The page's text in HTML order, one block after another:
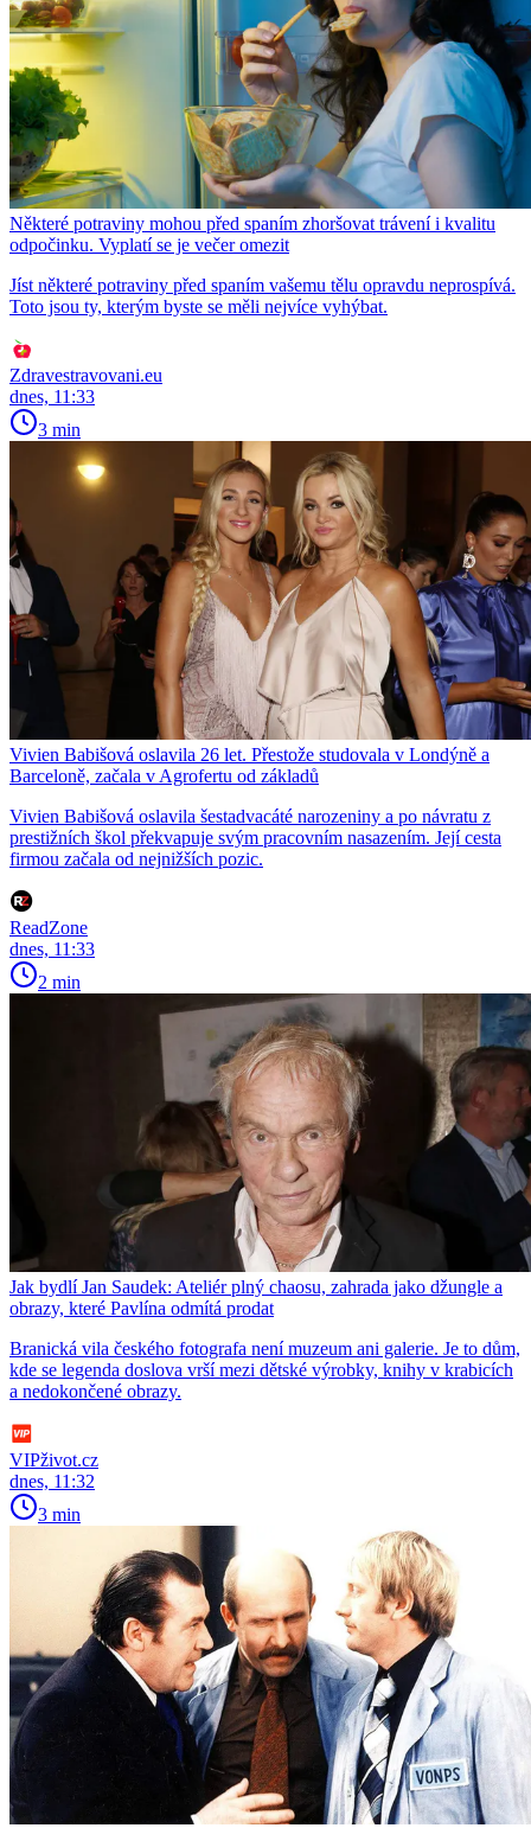
Některé potraviny mohou před spaním zhoršovat trávení i kvalitu
odpočinku. Vyplatí se je večer omezit
Jíst některé potraviny před spaním vašemu tělu opravdu neprospívá.
Toto jsou ty, kterým byste se měli nejvíce vyhýbat.
Zdravestravovani.eu
dnes, 11:33
3 min
Vivien Babišová oslavila 26 let. Přestože studovala v Londýně a
Barceloně, začala v Agrofertu od základů
Vivien Babišová oslavila šestadvacáté narozeniny a po návratu z
prestižních škol překvapuje svým pracovním nasazením. Její cesta
firmou začala od nejnižších pozic.
ReadZone
dnes, 11:33
2 min
Jak bydlí Jan Saudek: Ateliér plný chaosu, zahrada jako džungle a
obrazy, které Pavlína odmítá prodat
Branická vila českého fotografa není muzeum ani galerie. Je to dům,
kde se legenda doslova vrší mezi dětské výrobky, knihy v krabicích
a nedokončené obrazy.
VIPživot.cz
dnes, 11:32
3 min